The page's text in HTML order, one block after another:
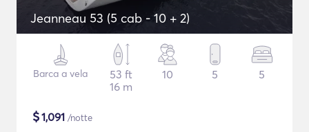
Jeanneau 53 (5 cab - 10 + 2)
Barca a vela
53 ft
16 m
10 5 5
$1,091 /notte